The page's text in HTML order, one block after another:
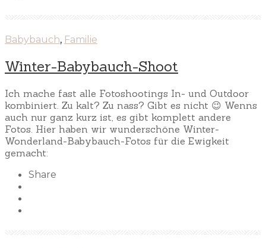
Babybauch, Familie
Winter-Babybauch-Shoot
Ich mache fast alle Fotoshootings In- und Outdoor
kombiniert. Zu kalt? Zu nass? Gibt es nicht 😉 Wenns
auch nur ganz kurz ist, es gibt komplett andere
Fotos. Hier haben wir wunderschöne Winter-
Wonderland-Babybauch-Fotos für die Ewigkeit
gemacht:
Share